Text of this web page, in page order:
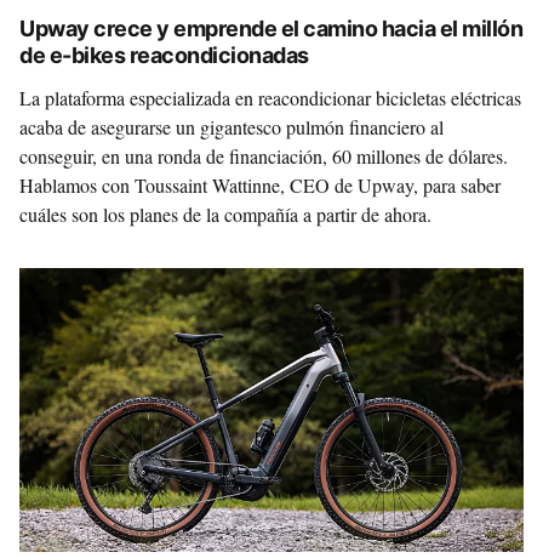
Upway crece y emprende el camino hacia el millón
de e-bikes reacondicionadas
La plataforma especializada en reacondicionar bicicletas eléctricas
acaba de asegurarse un gigantesco pulmón financiero al
conseguir, en una ronda de financiación, 60 millones de dólares.
Hablamos con Toussaint Wattinne, CEO de Upway, para saber
cuáles son los planes de la compañía a partir de ahora.